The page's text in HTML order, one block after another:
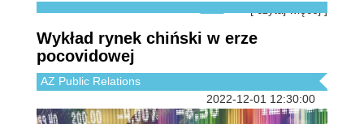
Wykład rynek chiński w erze
pocovidowej
AZ Public Relations
2022-12-01 12:30:00